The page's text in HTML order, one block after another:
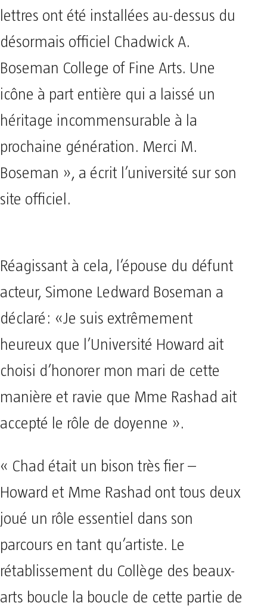
lettres ont été installées au-dessus du
désormais officiel Chadwick A.
Boseman College of Fine Arts. Une
icône à part entière qui a laissé un
héritage incommensurable à la
prochaine génération. Merci M.
Boseman », a écrit l’université sur son
site officiel.
Réagissant à cela, l’épouse du défunt
acteur, Simone Ledward Boseman a
déclaré: «Je suis extrêmement
heureux que l’Université Howard ait
choisi d’honorer mon mari de cette
manière et ravie que Mme Rashad ait
accepté le rôle de doyenne ».
« Chad était un bison très fier –
Howard et Mme Rashad ont tous deux
joué un rôle essentiel dans son
parcours en tant qu’artiste. Le
rétablissement du Collège des beaux-
arts boucle la boucle de cette partie de